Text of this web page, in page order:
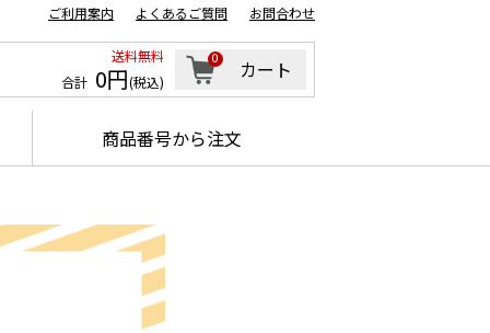
ご利用案内 よくあるご質問 お問合わせ
送料無料
合計 0円(税込)
0 カート
商品番号から注文